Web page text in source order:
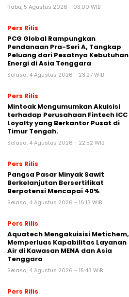
Rabu, 5 Agustus 2026 - 03:00 WIB
Pers Rilis
PCG Global Rampungkan
Pendanaan Pra-Seri A, Tangkap
Peluang dari Pesatnya Kebutuhan
Energi di Asia Tenggara
Selasa, 4 Agustus 2026 - 23:27 WIB
Pers Rilis
Mintoak Mengumumkan Akuisisi
terhadap Perusahaan Fintech ICC
Loyalty yang Berkantor Pusat di
Timur Tengah.
Selasa, 4 Agustus 2026 - 22:52 WIB
Pers Rilis
Pangsa Pasar Minyak Sawit
Berkelanjutan Bersertifikat
Berpotensi Mencapai 40%
Selasa, 4 Agustus 2026 - 16:13 WIB
Pers Rilis
Aquatech Mengakuisisi Metichem,
Memperluas Kapabilitas Layanan
Air di Kawasan MENA dan Asia
Tenggara
Selasa, 4 Agustus 2026 - 15:43 WIB
Pers Rilis